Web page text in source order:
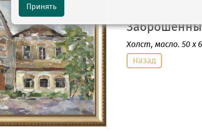
Холст, масло. 50 х
Назад
Принять